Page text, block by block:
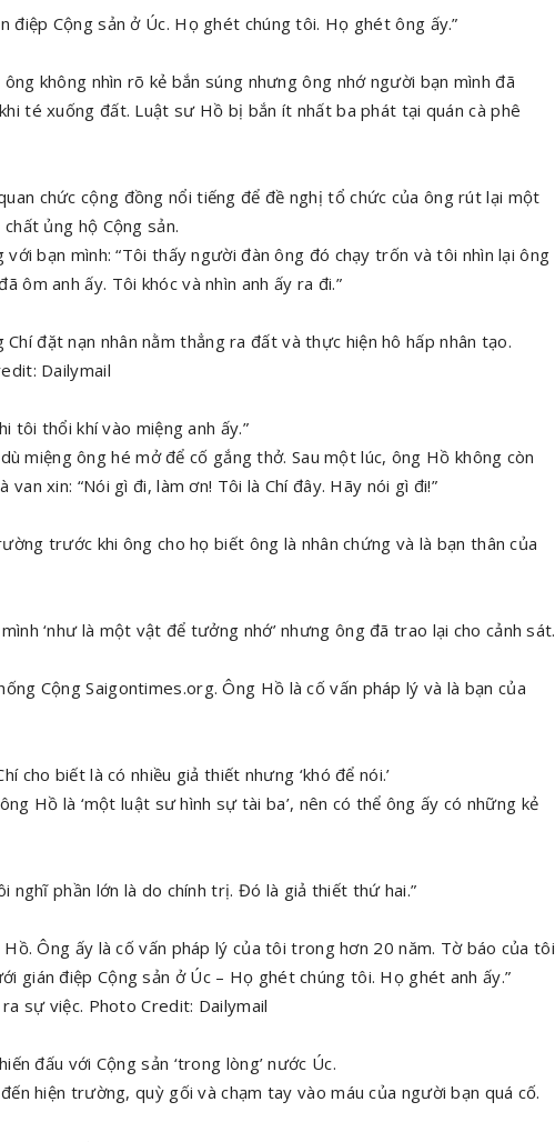
điệp Cộng sản ở Úc. Họ ghét chúng tôi. Họ ghét ông ấy.”
không nhìn rõ kẻ bắn súng nhưng ông nhớ người bạn mình đã
té xuống đất. Luật sư Hồ bị bắn ít nhất ba phát tại quán cà phê
chức cộng đồng nổi tiếng để đề nghị tổ chức của ông rút lại một
ủng hộ Cộng sản.
với bạn mình: “Tôi thấy người đàn ông đó chạy trốn và tôi nhìn lại ông
ôm anh ấy. Tôi khóc và nhìn anh ấy ra đi.”
đặt nạn nhân nằm thẳng ra đất và thực hiện hô hấp nhân tạo.
Dailymail
tôi thổi khí vào miệng anh ấy.”
miệng ông hé mở để cố gắng thở. Sau một lúc, ông Hồ không còn
xin: “Nói gì đi, làm ơn! Tôi là Chí đây. Hãy nói gì đi!”
trước khi ông cho họ biết ông là nhân chứng và là bạn thân của
‘như là một vật để tưởng nhớ’ nhưng ông đã trao lại cho cảnh sát.
Cộng Saigontimes.org. Ông Hồ là cố vấn pháp lý và là bạn của
cho biết là có nhiều giả thiết nhưng ‘khó để nói.’
Hồ là ‘một luật sư hình sự tài ba’, nên có thể ông ấy có những kẻ
nghĩ phần lớn là do chính trị. Đó là giả thiết thứ hai.”
Ông ấy là cố vấn pháp lý của tôi trong hơn 20 năm. Tờ báo của tôi
gián điệp Cộng sản ở Úc – Họ ghét chúng tôi. Họ ghét anh ấy.”
sự việc. Photo Credit: Dailymail
đấu với Cộng sản ‘trong lòng’ nước Úc.
hiện trường, quỳ gối và chạm tay vào máu của người bạn quá cố.